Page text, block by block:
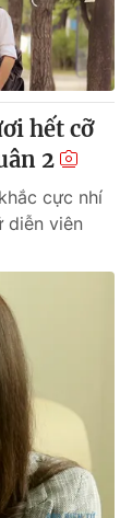
sự chấp
hành lại
hết cỡ
2
cực nhí
diễn viên